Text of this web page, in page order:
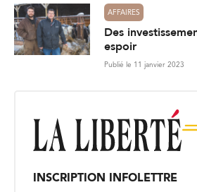
AFFAIRES
Des
espoir
Publié le 11 janvier 2023
INSCRIPTION INFOLETTRE